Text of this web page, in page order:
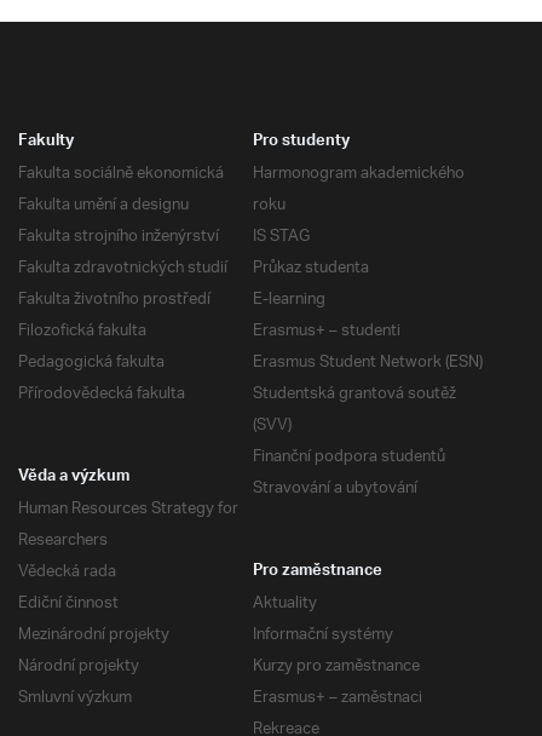
Fakulty
Fakulta sociálně ekonomická
Fakulta umění a designu
Fakulta strojního inženýrství
Fakulta zdravotnických studií
Fakulta životního prostředí
Filozofická fakulta
Pedagogická fakulta
Přírodovědecká fakulta
Pro studenty
Harmonogram akademického
roku
IS STAG
Průkaz studenta
E-learning
Erasmus+ – studenti
Erasmus Student Network (ESN)
Studentská grantová soutěž
(SVV)
Finanční podpora studentů
Stravování a ubytování
Věda a výzkum
Human Resources Strategy for
Researchers
Vědecká rada
Ediční činnost
Mezinárodní projekty
Národní projekty
Smluvní výzkum
Pro zaměstnance
Aktuality
Informační systémy
Kurzy pro zaměstnance
Erasmus+ – zaměstnaci